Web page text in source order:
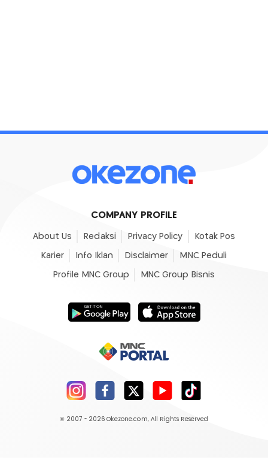
COMPANY PROFILE
About Us Redaksi Privacy Policy Kotak Pos
Karier Info Iklan Disclaimer MNC Peduli
Profile MNC Group MNC Group Bisnis
© 2007 - 2026 Okezone.com, All Rights Reserved